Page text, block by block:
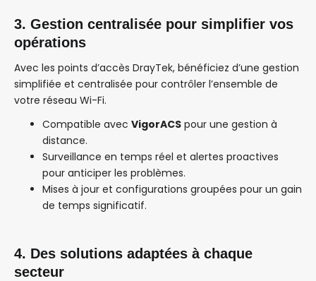
3. Gestion centralisée pour simplifier vos
opérations
Avec les points d’accès DrayTek, bénéficiez d’une gestion
simplifiée et centralisée pour contrôler l’ensemble de
votre réseau Wi-Fi.
Compatible avec VigorACS pour une gestion à
distance.
Surveillance en temps réel et alertes proactives
pour anticiper les problèmes.
Mises à jour et configurations groupées pour un gain
de temps significatif.
4. Des solutions adaptées à chaque
secteur